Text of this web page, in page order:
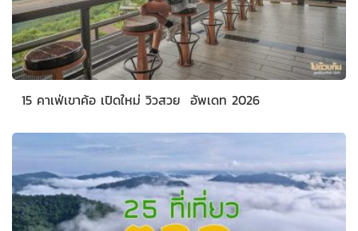
15 คาเฟ่เขาค้อ เปิดใหม่ วิวสวย อัพเดท 2026